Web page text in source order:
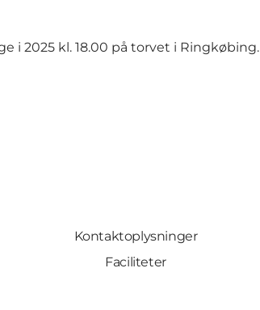
i 2025 kl. 18.00 på torvet i Ringkøbing.
Kontaktoplysninger
Faciliteter